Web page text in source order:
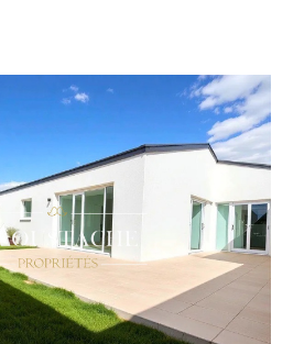
Voir le bien